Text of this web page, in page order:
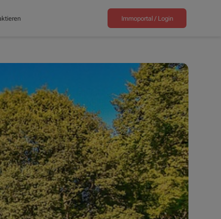
Immoportal / Login